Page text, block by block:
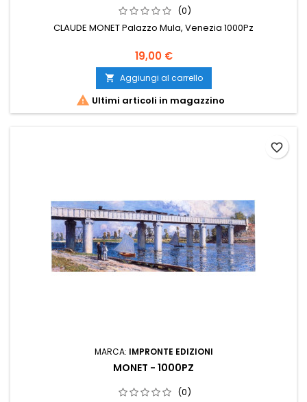
(0)
CLAUDE MONET Palazzo Mula, Venezia 1000Pz
19,00 €
 Aggiungi al carrello
 Ultimi articoli in magazzino
MARCA: IMPRONTE EDIZIONI
MONET - 1000PZ
(0)
favorite_border